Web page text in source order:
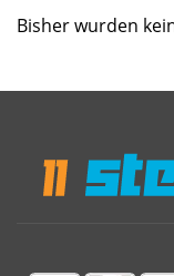
Bisher wurden